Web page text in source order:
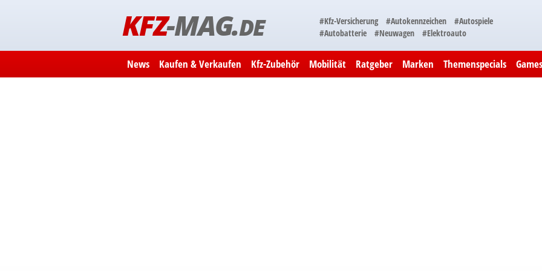
KFZ-MAG.DE #Kfz-Versicherung #Autokennzeichen
#Autospiele
#Autobatterie
#Neuwagen #Elektroauto
News Kaufen & Verkaufen Kfz-Zubehör Mobilität Ratgeber Marken Themenspecials Games